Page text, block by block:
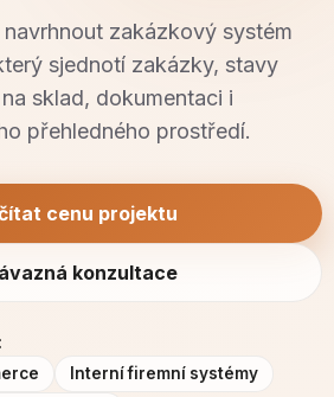
navrhnout zakázkový systém
sjednotí zakázky, stavy
sklad, dokumentaci i
přehledného prostředí.
cenu projektu
konzultace
Interní firemní systémy